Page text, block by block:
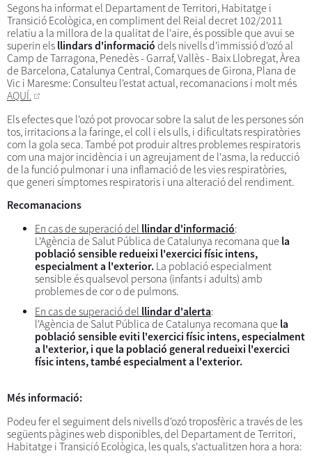
Segons ha informat el Departament de Territori, Habitatge i
Transició Ecològica, en compliment del Reial decret 102/2011
relatiu a la millora de la qualitat de l'aire, és possible que avui se
superin els llindars d'informació dels nivells d'immissió d'ozó al
Camp de Tarragona, Penedès - Garraf, Vallès - Baix Llobregat, Àrea
de Barcelona, Catalunya Central, Comarques de Girona, Plana de
Vic i Maresme: Consulteu l'estat actual, recomanacions i molt més
AQUÍ.
Els efectes que l'ozó pot provocar sobre la salut de les persones són
tos, irritacions a la faringe, el coll i els ulls, i dificultats respiratòries
com la gola seca. També pot produir altres problemes respiratoris
com una major incidència i un agreujament de l'asma, la reducció
de la funció pulmonar i una inflamació de les vies respiratòries,
que generi símptomes respiratoris i una alteració del rendiment.
Recomanacions
En cas de superació del llindar d'informació:
L'Agència de Salut Pública de Catalunya recomana que la
població sensible redueixi l'exercici físic intens,
especialment a l'exterior. La població especialment
sensible és qualsevol persona (infants i adults) amb
problemes de cor o de pulmons.
En cas de superació del llindar d'alerta:
l'Agència de Salut Pública de Catalunya recomana que la
població sensible eviti l'exercici físic intens, especialment
a l'exterior, i que la població general redueixi l'exercici
físic intens, també especialment a l'exterior.
Més informació:
Podeu fer el seguiment dels nivells d'ozó troposfèric a través de les
següents pàgines web disponibles, del Departament de Territori,
Habitatge i Transició Ecològica, les quals, s'actualitzen hora a hora: